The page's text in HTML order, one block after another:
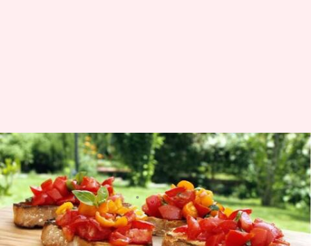
Cobalah resep bruschetta
klasik Italia ini
menulis Bob Feb 12, 2024 11:41 am
Apa ceritanya